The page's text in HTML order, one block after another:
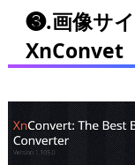
❸.画像サイ
XnConvet